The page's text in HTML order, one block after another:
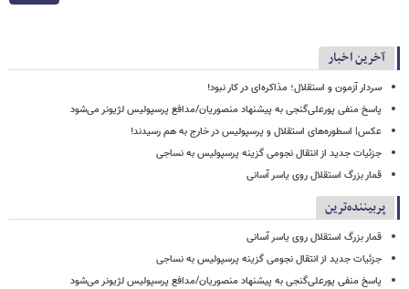
آخرین اخبار
سردار آزمون و استقلال؛ مذاکره‌ای در کار نبود!
پاسخ منفی پورعلی‌گنجی به پیشنهاد منصوریان/مدافع پرسپولیس لژیونر می‌شود
عکس| اسطوره‌های استقلال و پرسپولیس در خارج به هم رسیدند!
جزئیات جدید از انتقال نجومی گزینه پرسپولیس به نساجی
قمار بزرگ استقلال روی یاسر آسانی
پربیننده‌ترین
قمار بزرگ استقلال روی یاسر آسانی
جزئیات جدید از انتقال نجومی گزینه پرسپولیس به نساجی
پاسخ منفی پورعلی‌گنجی به پیشنهاد منصوریان/مدافع پرسپولیس لژیونر می‌شود